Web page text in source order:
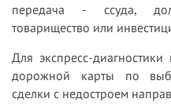
передача - ссуда,
товарищество или
Для экспресс-
дорожной карты по
сделки с недостроем